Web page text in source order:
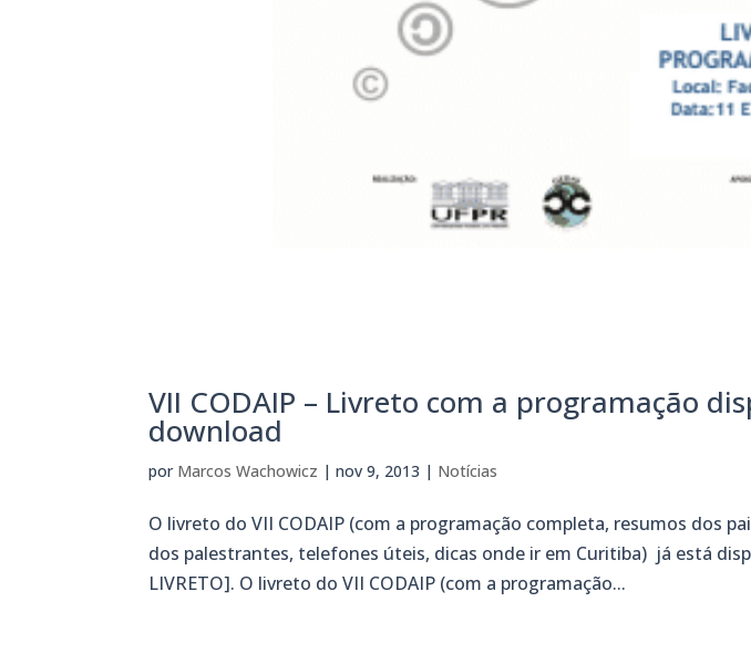
VII CODAIP – Livreto com a programação
download
por Marcos Wachowicz |nov 9, 2013 | Notícias
O livreto do VII CODAIP (com a programação completa, resumos dos
dos palestrantes, telefones úteis, dicas onde ir em Curitiba) já está
LIVRETO]. O livreto do VII CODAIP (com a programação...